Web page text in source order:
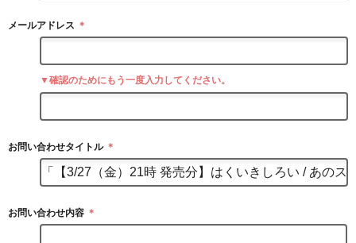
メールアドレス ＊
▼確認のためにもう一度入力してください。
お問い合わせタイトル ＊
お問い合わせ内容 ＊